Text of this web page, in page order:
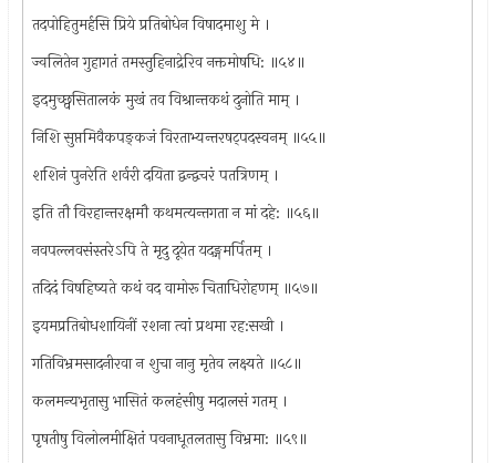
तदपोहितुमर्हसि प्रिये प्रतिबोधेन विषादमाशु मे ।
ज्वलितेन गुहागतं तमस्तुहिनाद्रेरिव नक्तमोषधि: ॥५४॥
इदमुच्छ्वसितालकं मुखं तव विश्रान्तकथं दुनोति माम् ।
निशि सुप्तमिवैकपङ्कजं विरताभ्यन्तरषट्पदस्वनम् ॥५५॥
शशिनं पुनरेति शर्वरी दयिता द्वन्द्वचरं पतत्रिणम् ।
इति तौ विरहान्तरक्षमौ कथमत्यन्तगता न मां दहे: ॥५६॥
नवपल्लवसंस्तरेऽपि ते मृदु दूयेत यदङ्गमर्पितम् ।
तदिदं विषहिष्यते कथं वद वामोरू चिताधिरोहणम् ॥५७॥
इयमप्रतिबोधशायिनीं रशना त्वां प्रथमा रह:सखी ।
गतिविभ्रमसादनीरवा न शुचा नानु मृतेव लक्ष्यते ॥५८॥
कलमन्यभृतासु भासितं कलहंसीषु मदालसं गतम् ।
पृषतीषु विलोलमीक्षितं पवनाधूतलतासु विभ्रमा: ॥५९॥